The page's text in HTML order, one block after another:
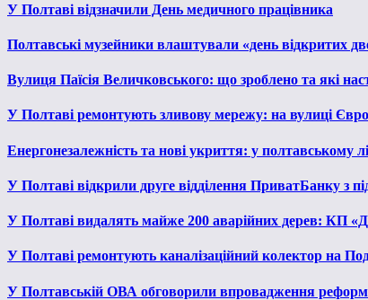
У Полтаві відзначили День медичного працівника
Полтавські музейники влаштували «день відкритих
Вулиця Паїсія Величковського: що зроблено та які
У Полтаві ремонтують зливову мережу: на вулиці
Енергонезалежність та нові укриття: у полтавському
У Полтаві відкрили друге відділення ПриватБанку з
У Полтаві видалять майже 200 аварійних дерев: КП
У Полтаві ремонтують каналізаційний колектор на
У Полтавській ОВА обговорили впровадження